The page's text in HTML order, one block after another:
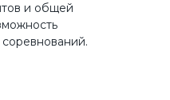
и общей